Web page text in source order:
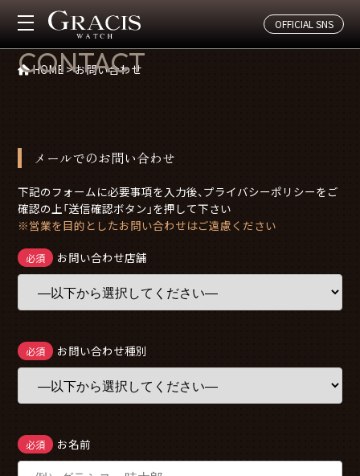
OFFICIAL SNS
お問い合わせ
CONTACT
HOME >お問い合わせ
メールでのお問い合わせ
下記のフォームに必要事項を入力後、プライバシーポリシーをご
確認の上「送信確認ボタン」を押して下さい
※営業を目的としたお問い合わせはご遠慮ください
必須 お問い合わせ店舗
必須 お問い合わせ種別
必須 お名前